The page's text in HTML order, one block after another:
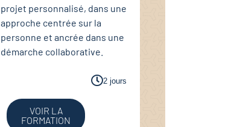
projet personnalisé, dans une
approche centrée sur la
personne et ancrée dans une
démarche collaborative.
2 jours
VOIR LA
FORMATION